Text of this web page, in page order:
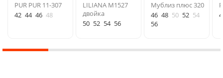
PUR PUR 11-307
42 44 46 48
LILIANA М1527
двойка
50 52 54 56
Мублиз плюс 320
46 48 50 52 54
56